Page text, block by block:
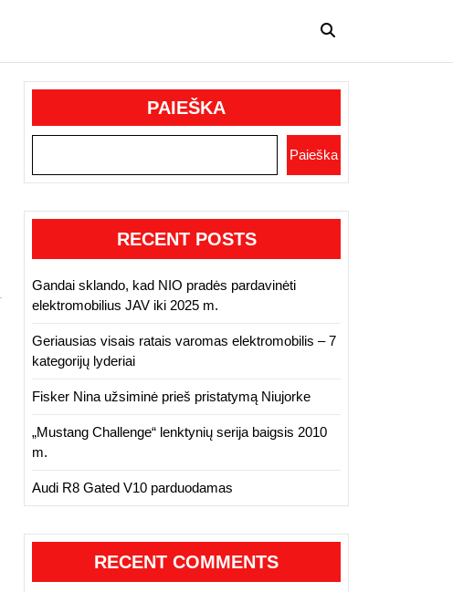
PAIEŠKA
Paieška
RECENT POSTS
Gandai sklando, kad NIO pradės pardavinėti
elektromobilius JAV iki 2025 m.
Geriausias visais ratais varomas elektromobilis – 7
kategorijų lyderiai
Fisker Nina užsiminė prieš pristatymą Niujorke
„Mustang Challenge“ lenktynių serija baigsis 2010
m.
Audi R8 Gated V10 parduodamas
RECENT COMMENTS